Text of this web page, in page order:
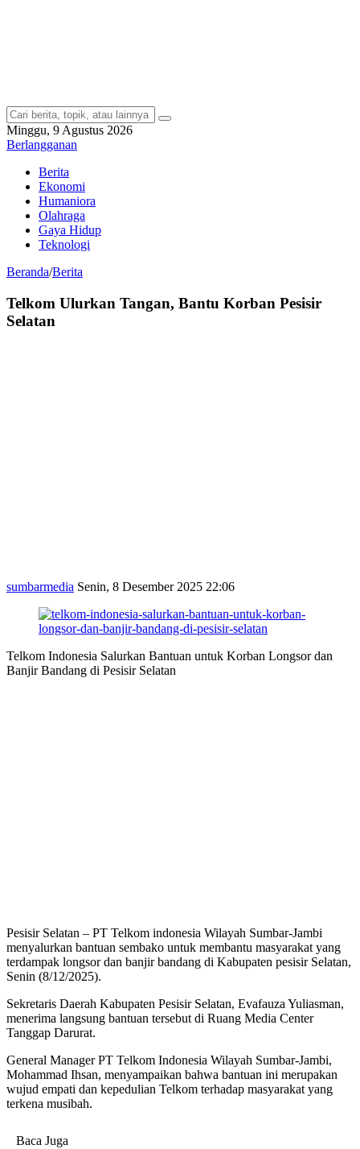
Minggu, 9 Agustus 2026
Berlangganan
Berita
Ekonomi
Humaniora
Olahraga
Gaya Hidup
Teknologi
Beranda/Berita
Telkom Ulurkan Tangan, Bantu Korban Pesisir
Selatan
sumbarmedia Senin, 8 Desember 2025 22:06
Telkom Indonesia Salurkan Bantuan untuk Korban Longsor dan
Banjir Bandang di Pesisir Selatan
Pesisir Selatan – PT Telkom indonesia Wilayah Sumbar-Jambi
menyalurkan bantuan sembako untuk membantu masyarakat yang
terdampak longsor dan banjir bandang di Kabupaten pesisir Selatan,
Senin (8/12/2025).
Sekretaris Daerah Kabupaten Pesisir Selatan, Evafauza Yuliasman,
menerima langsung bantuan tersebut di Ruang Media Center
Tanggap Darurat.
General Manager PT Telkom Indonesia Wilayah Sumbar-Jambi,
Mohammad Ihsan, menyampaikan bahwa bantuan ini merupakan
wujud empati dan kepedulian Telkom terhadap masyarakat yang
terkena musibah.
Baca Juga